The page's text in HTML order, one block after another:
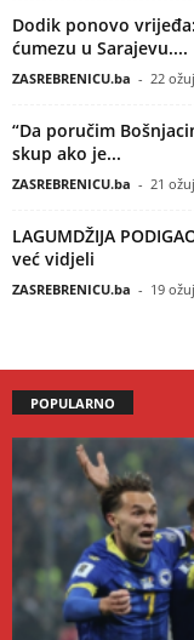
Dodik ponovo
ćumezu u Sarajevu....
ZASREBRENICU.ba - 22
“Da poručim
skup ako je...
ZASREBRENICU.ba - 21
LAGUMDŽIJA
već vidjeli
ZASREBRENICU.ba - 19
POPULARNO